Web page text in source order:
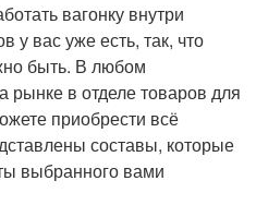
вагонку внутри
у вас уже есть, так, что
быть. В любом
рынке в отделе товаров для
приобрести всё
составы, которые
выбранного вами